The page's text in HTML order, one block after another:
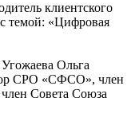
клиентского
темой: «Цифровая
Ольга
СРО «СФСО», член
Совета Союза